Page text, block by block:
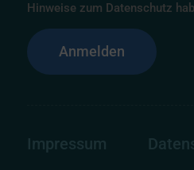
Hinweise zum Datenschutz
Anmelden
Impressum